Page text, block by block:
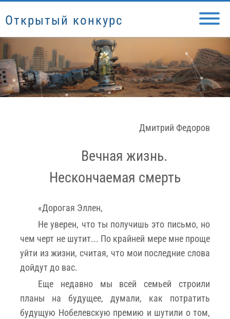
Открытый конкурс
Дмитрий Федоров
Вечная жизнь.
Нескончаемая смерть
«Дорогая Эллен,
Не уверен, что ты получишь это письмо, но
чем черт не шутит... По крайней мере мне проще
уйти из жизни, считая, что мои последние слова
дойдут до вас.
Еще недавно мы всей семьей строили
планы на будущее, думали, как потратить
будущую Нобелевскую премию и шутили о том,